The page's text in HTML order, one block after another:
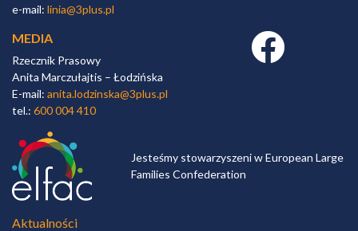
e-mail: linia@3plus.pl
MEDIA
Rzecznik Prasowy
Anita Marczułajtis – Łodzińska
E-mail: anita.lodzinska@3plus.pl
tel.: 600 004 410
Facebook link
Jesteśmy stowarzyszeni w European Large
Families Confederation
Aktualności